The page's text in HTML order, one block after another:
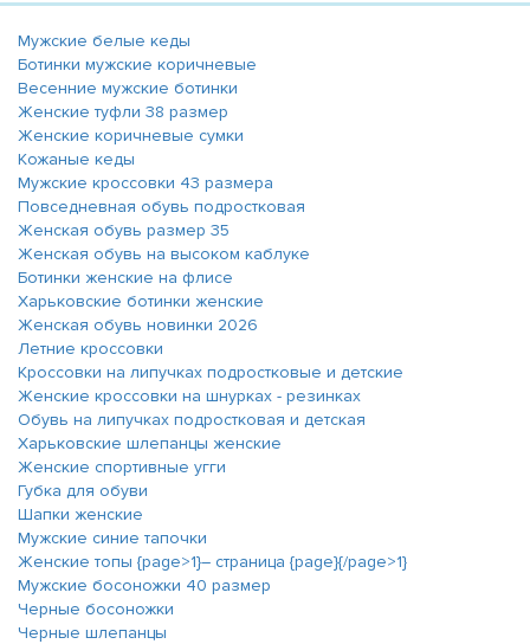
Мужские белые кеды
Ботинки мужские коричневые
Весенние мужские ботинки
Женские туфли 38 размер
Женские коричневые сумки
Кожаные кеды
Мужские кроссовки 43 размера
Повседневная обувь подростковая
Женская обувь размер 35
Женская обувь на высоком каблуке
Ботинки женские на флисе
Харьковские ботинки женские
Женская обувь новинки 2026
Летние кроссовки
Кроссовки на липучках подростковые и детские
Женские кроссовки на шнурках - резинках
Обувь на липучках подростковая и детская
Харьковские шлепанцы женские
Женские спортивные угги
Губка для обуви
Шапки женские
Мужские синие тапочки
Женские топы {page>1}― страница {page}{/page>1}
Мужские босоножки 40 размер
Черные босоножки
Черные шлепанцы